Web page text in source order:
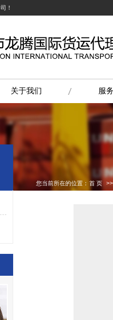
！
关于我们 服
您当前所在的位置： 首 页 >>